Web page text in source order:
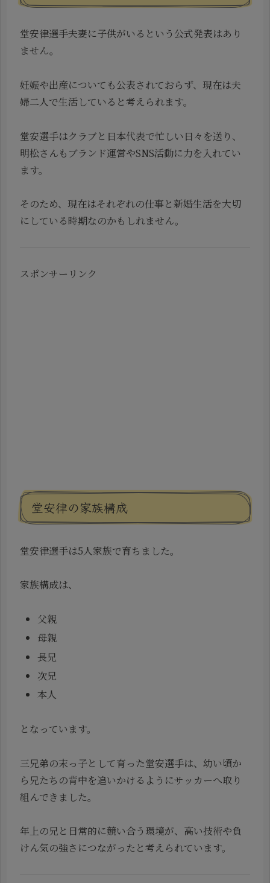
堂安律選手夫妻に子供がいるという公式発表はあり
ません。
妊娠や出産についても公表されておらず、現在は夫
婦二人で生活していると考えられます。
堂安選手はクラブと日本代表で忙しい日々を送り、
明松さんもブランド運営やSNS活動に力を入れてい
ます。
そのため、現在はそれぞれの仕事と新婚生活を大切
にしている時期なのかもしれません。
スポンサーリンク
堂安律の家族構成
堂安律選手は5人家族で育ちました。
家族構成は、
父親
母親
長兄
次兄
本人
となっています。
三兄弟の末っ子として育った堂安選手は、幼い頃か
ら兄たちの背中を追いかけるようにサッカーへ取り
組んできました。
年上の兄と日常的に競い合う環境が、高い技術や負
けん気の強さにつながったと考えられています。